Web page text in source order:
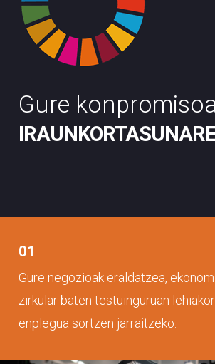
Gure
01
Gure negozioak eraldatzea,
zirkular baten testuinguruan
enplegua sortzen jarraitzeko.